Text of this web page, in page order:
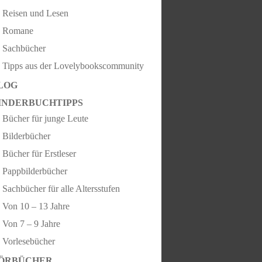
Reisen und Lesen
Romane
Sachbücher
Tipps aus der Lovelybookscommunity
Bücher für junge Leute
Bilderbücher
Bücher für Erstleser
Pappbilderbücher
Sachbücher für alle Altersstufen
Von 10 – 13 Jahre
Von 7 – 9 Jahre
Vorlesebücher